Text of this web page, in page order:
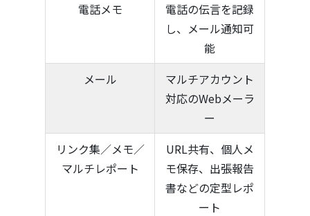
電話メモ
電話の伝言を記録
し、メール通知可
能
メール
マルチアカウント
対応のWebメーラ
ー
リンク集／メモ／
マルチレポート
URL共有、個人メ
モ保存、出張報告
書などの定型レポ
ート